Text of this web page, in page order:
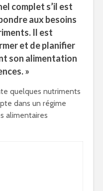
complet s’il est
aux besoins
Il est
et de planifier
son alimentation
»
quelques nutriments
dans un régime
alimentaires